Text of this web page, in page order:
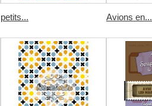
petits... Avions en...